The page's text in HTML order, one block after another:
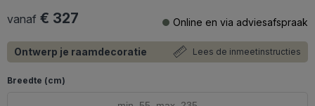
vanaf € 327 Online en via adviesafspraak
Ontwerp je raamdecoratie Lees de inmeetinstructies
Breedte (cm)